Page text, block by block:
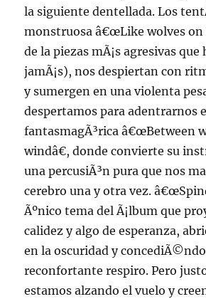
la siguiente dentellada. Los
monstruosa â€œLike wolves on
de la piezas mÃ¡s agresivas
jamÃ¡s), nos despiertan con
y sumergen en una violenta
despertamos para adentrarnos
fantasmagÃ³rica â€œBetween
windâ€, donde convierte su
una percusiÃ³n pura que nos
cerebro una y otra vez.
Ãºnico tema del Ã¡lbum que
calidez y algo de esperanza,
en la oscuridad y
reconfortante respiro. Pero
estamos alzando el vuelo y